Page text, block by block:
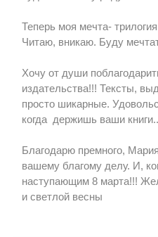
Теперь моя мечта-
Читаю, вникаю. Буду
Хочу от души
издательства!!! Тексты,
просто шикарные.
когда держишь ваши книги..
Благодарю премного,
вашему благому делу. И,
наступающим 8 марта!!!
и светлой весны